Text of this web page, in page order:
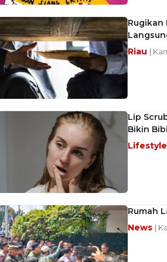
Rugikan
Riau |
Lip
Bikin
Lifestyle
Rumah
News |